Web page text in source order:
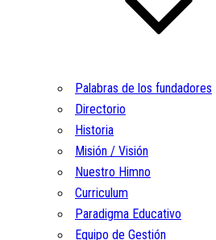
Palabras de los fundadores
Directorio
Historia
Misión / Visión
Nuestro Himno
Curriculum
Paradigma Educativo
Equipo de Gestión